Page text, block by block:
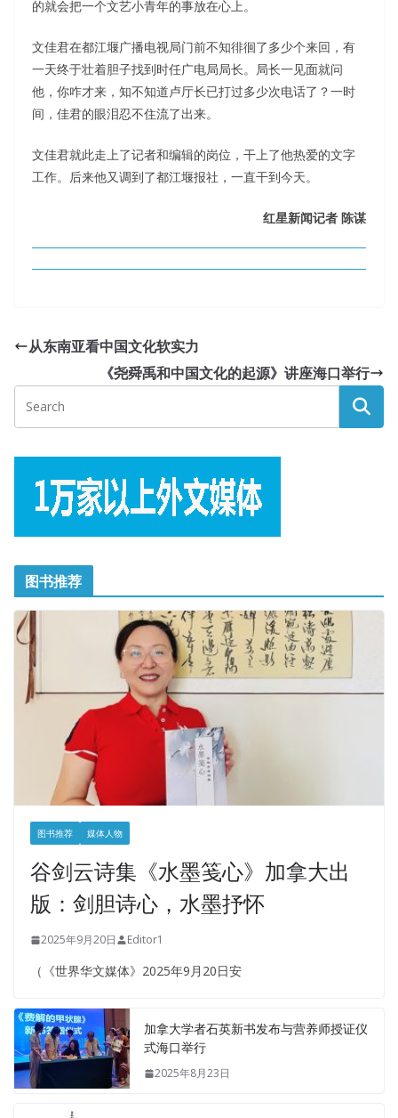
的就会把一个文艺小青年的事放在心上。
文佳君在都江堰广播电视局门前不知徘徊了多少个来回，有
一天终于壮着胆子找到时任广电局局长。局长一见面就问
他，你咋才来，知不知道卢厅长已打过多少次电话了？一时
间，佳君的眼泪忍不住流了出来。
文佳君就此走上了记者和编辑的岗位，干上了他热爱的文字
工作。后来他又调到了都江堰报社，一直干到今天。
红星新闻记者 陈谋
从东南亚看中国文化软实力
《尧舜禹和中国文化的起源》讲座海口举行
图书推荐
图书推荐 媒体人物
谷剑云诗集《水墨笺心》加拿大出
版：剑胆诗心，水墨抒怀
2025年9月20日 Editor1
（《世界华文媒体》2025年9月20日安
加拿大学者石英新书发布与营养师授证仪
式海口举行
2025年8月23日